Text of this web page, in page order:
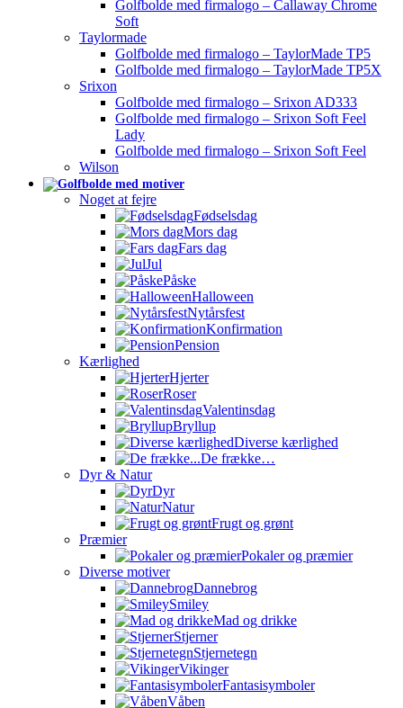
Golfbolde med firmalogo – Callaway Chrome
Soft
Taylormade
Golfbolde med firmalogo – TaylorMade TP5
Golfbolde med firmalogo – TaylorMade TP5X
Srixon
Golfbolde med firmalogo – Srixon AD333
Golfbolde med firmalogo – Srixon Soft Feel
Lady
Golfbolde med firmalogo – Srixon Soft Feel
Wilson
Noget at fejre
Fødselsdag
Mors dag
Fars dag
Jul
Påske
Halloween
Nytårsfest
Konfirmation
Pension
Kærlighed
Hjerter
Roser
Valentinsdag
Bryllup
Diverse kærlighed
De frække…
Dyr & Natur
Dyr
Natur
Frugt og grønt
Præmier
Pokaler og præmier
Diverse motiver
Dannebrog
Smiley
Mad og drikke
Stjerner
Stjernetegn
Vikinger
Fantasisymboler
Våben